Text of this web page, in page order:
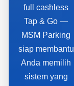
full cashless
Tap & Go —
MSM Parking
siap membantu
Anda memilih
sistem yang